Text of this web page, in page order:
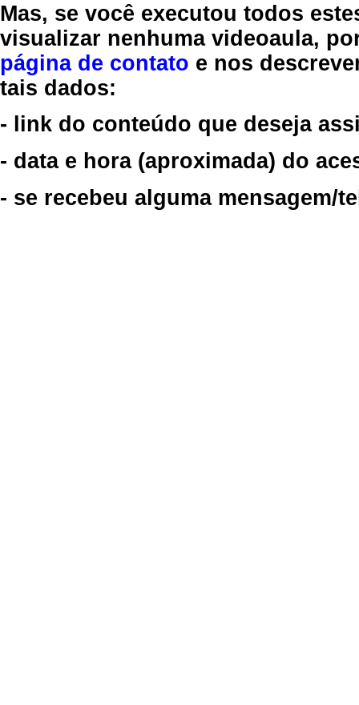
Mas, se você executou todos
visualizar nenhuma videoaula,
página de contato e nos
tais dados:
- link do conteúdo que deseja
- data e hora (aproximada) do
- se recebeu alguma mensagem/